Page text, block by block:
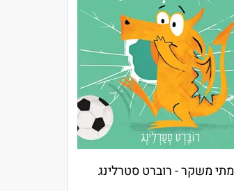
מתי משקר - רוברט סטרלינג